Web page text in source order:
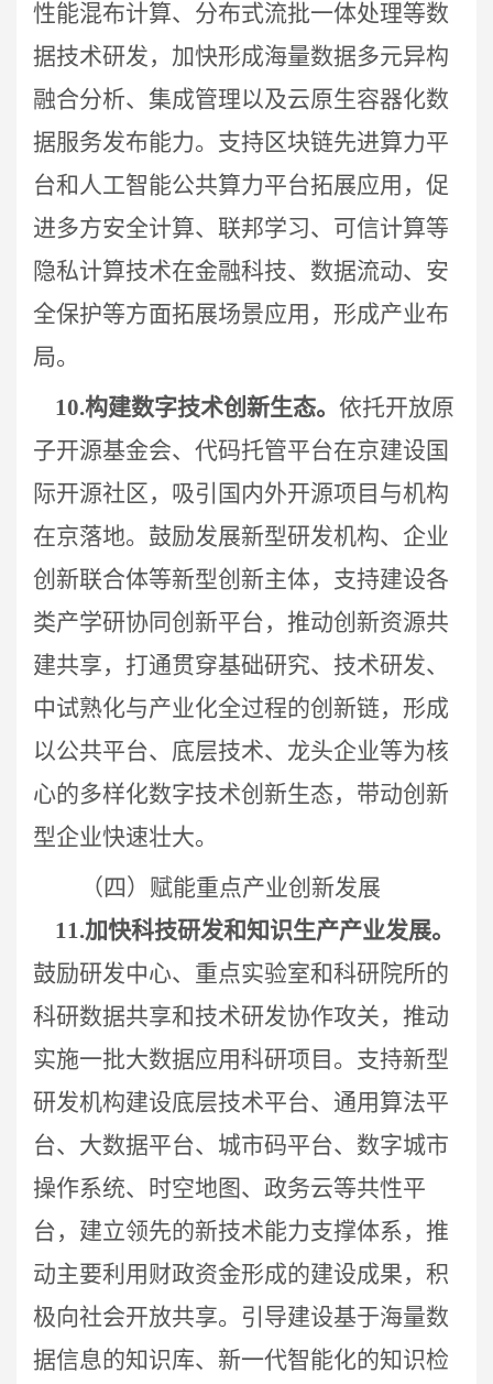
性能混布计算、分布式流批一体处理等数
据技术研发，加快形成海量数据多元异构
融合分析、集成管理以及云原生容器化数
据服务发布能力。支持区块链先进算力平
台和人工智能公共算力平台拓展应用， 促
进多方安全计算、联邦学习、可信计算等
隐私计算技术在金融科技、数据流动、安
全保护等方面拓展场景应用，形成产业布
局。
10.构建数字技术创新生态。 依托开放原
子开源基金会、代码托管平台在京建设国
际开源社区，吸引国内外开源项目与机构
在京落地。鼓励发展新型研发机构、企业
创新联合体等新型创新主体，支持建设各
类产学研协同创新平台，推动创新资源共
建共享，打通贯穿基础研究、技术研发、
中试熟化与产业化全过程的创新链，形成
以公共平台、底层技术、龙头企业等为核
心的多样化数字技术创新生态，带动创新
型企业快速壮大。
（四）赋能重点产业创新发展
11.加快科技研发和知识生产产业发展。
鼓励研发中心、重点实验室和科研院所的
科研数据共享和技术研发协作攻关，推动
实施一批大数据应用科研项目。支持新型
研发机构建设底层技术平台、通用算法平
台、 大数据平台、城市码平台、数字城市
操作系统、时空地图、政务云等共性平
台，建立领先的新技术能力支撑体系，推
动主要利用财政资金形成的建设成果，积
极向社会开放共享。引导建设基于海量数
据信息的知识库、新一代智能化的知识检